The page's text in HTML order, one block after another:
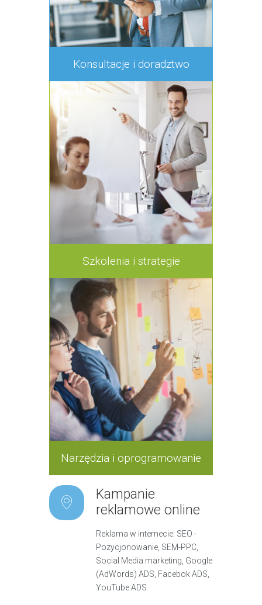
Konsultacje i doradztwo
Szkolenia i strategie
Narzędzia i oprogramowanie
Kampanie
reklamowe online
Reklama w internecie: SEO -
Pozycjonowanie, SEM-PPC,
Social Media marketing, Google
(AdWords) ADS, Facebok ADS,
YouTube ADS